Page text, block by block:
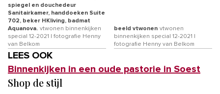
spiegel en douchedeur
Sanitairkamer, handdoeken Suite
702, beker HKliving, badmat
Aquanova. vtwonen binnenkijken
special 12-2021 | fotografie Henny
van Belkom
beeld vtwonen vtwonen
binnenkijken special 12-2021 |
fotografie Henny van Belkom
LEES OOK
Binnenkijken in een oude pastorie in Soest
Shop de stijl